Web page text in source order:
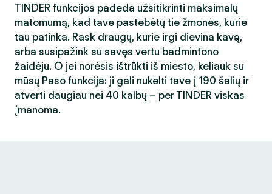
TINDER funkcijos padeda užsitikrinti maksimalų
matomumą, kad tave pastebėtų tie žmonės, kurie
tau patinka. Rask draugų, kurie irgi dievina kavą,
arba susipažink su savęs vertu badmintono
žaidėju. O jei norėsis ištrūkti iš miesto, keliauk su
mūsų Paso funkcija: ji gali nukelti tave į 190 šalių ir
atverti daugiau nei 40 kalbų – per TINDER viskas
įmanoma.